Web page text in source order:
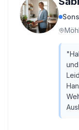
"